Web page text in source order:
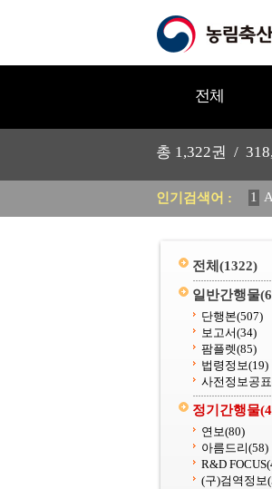
전체
총 1,322권 /
인기검색어 : 1
11
전체 (1322)
일반간행물
단행본(507)
보고서(34)
팜플렛(85)
법령정보(19)
사전정보공표
정기간행물
연보(80)
아름드리(58)
R&D FOCUS
(구)검역정보